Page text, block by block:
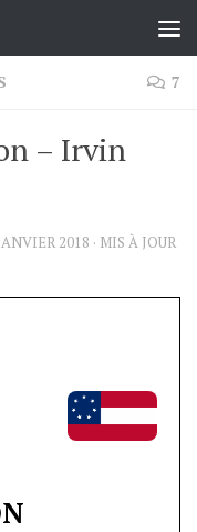
7
– Irvin
2018 · MIS À JOUR